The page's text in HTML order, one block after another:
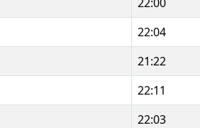
22:04
21:22
22:11
22:03